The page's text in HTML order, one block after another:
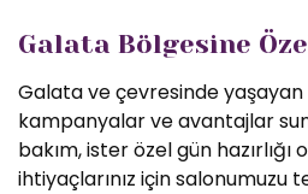
Galata Bölgesine
Galata ve çevresinde
kampanyalar ve avantajlar
bakım, ister özel gün hazırlığı
ihtiyaçlarınız için salonumuzu